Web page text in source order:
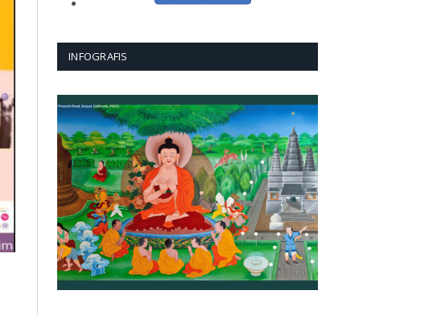
INFOGRAFIS